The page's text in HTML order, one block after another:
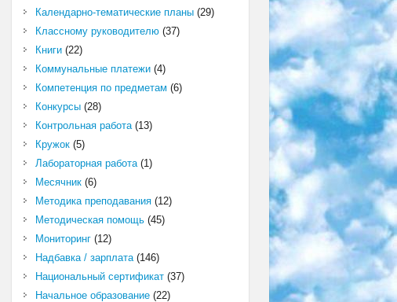
Календарно-тематические планы(29)
Классному руководителю(37)
Книги(22)
Коммунальные платежи(4)
Компетенция по предметам (6)
Конкурсы(28)
Контрольная работа(13)
Кружок(5)
Лабораторная работа(1)
Месячник(6)
Методика преподавания(12)
Методическая помощь(45)
Мониторинг(12)
Надбавка / зарплата(146)
Национальный сертификат(37)
Начальное образование(22)